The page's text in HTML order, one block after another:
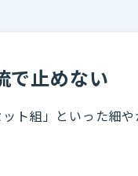
で止めない
ト組」といった細や